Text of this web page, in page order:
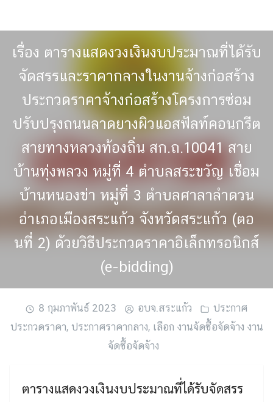
content
เรื่อง ตารางแสดงวงเงินงบประมาณที่ได้รับ
จัดสรรและราคากลางในงานจ้างก่อสร้าง
ประกวดราคาจ้างก่อสร้างโครงการซ่อม
ปรับปรุงถนนลาดยางผิวแอสฟัลท์คอนกรีต
สายทางหลวงท้องถิ่น สก.ถ.10041 สาย
บ้านทุ่งพลวง หมู่ท่ี่ 4 ตำบลสระขวัญ เชื่อม
บ้านหนองข่า หมู่ท่ี่ 3 ตำบลศาลาลำดวน
อำเภอเมืองสระแก้ว จังหวัดสระแก้ว (ตอ
นท่ี่ 2) ด้วยวิธีประกวดราคาอิเล็กทรอนิกส์
(e-bidding)
8 กุมภาพันธ์ 2023 อบจ.สระแก้ว
ประกาศ
ประกวดราคา, ประกาศราคากลาง, เลือก งานจัดซื้อจัดจ้าง งาน
จัดซื้อจัดจ้าง
ตารางแสดงวงเงินงบประมาณที่ได้รับจัดสรร